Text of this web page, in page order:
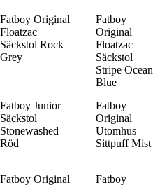
Fatboy Original
Floatzac
Säckstol Rock
Grey
Fatboy
Original
Floatzac
Säckstol
Stripe Ocean
Blue
Fatboy Junior
Säckstol
Stonewashed
Röd
Fatboy
Original
Utomhus
Sittpuff Mist
Fatboy Original
Fatboy